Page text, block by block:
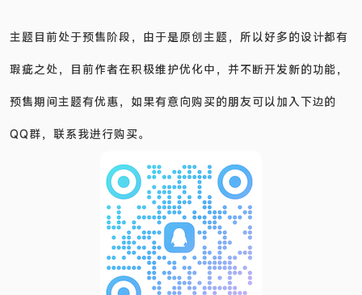
主题目前处于预售阶段，由于是原创主题，所以好多的设计都有
瑕疵之处，目前作者在积极维护优化中，并不断开发新的功能，
预售期间主题有优惠，如果有意向购买的朋友可以加入下边的
QQ群，联系我进行购买。